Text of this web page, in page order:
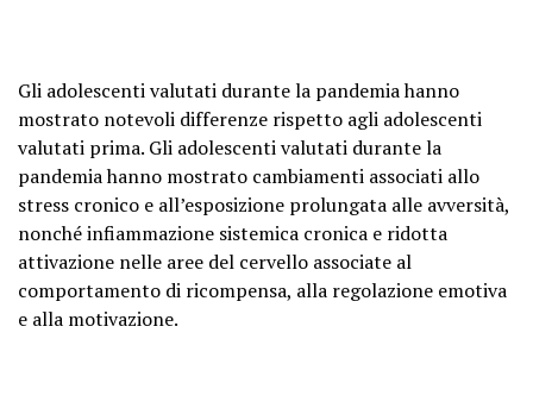
Gli adolescenti valutati durante la pandemia hanno
mostrato notevoli differenze rispetto agli adolescenti
valutati prima. Gli adolescenti valutati durante la
pandemia hanno mostrato cambiamenti associati allo
stress cronico e all’esposizione prolungata alle avversità,
nonché infiammazione sistemica cronica e ridotta
attivazione nelle aree del cervello associate al
comportamento di ricompensa, alla regolazione emotiva
e alla motivazione.